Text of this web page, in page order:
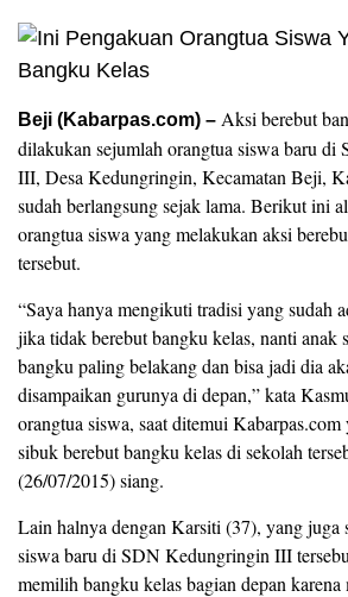
Beji (Kabarpas.com) – Aksi berebut
dilakukan sejumlah orangtua siswa baru
III, Desa Kedungringin, Kecamatan Beji,
sudah berlangsung sejak lama. Berikut ini
orangtua siswa yang melakukan aksi
tersebut.
“Saya hanya mengikuti tradisi yang sudah
jika tidak berebut bangku kelas, nanti anak
bangku paling belakang dan bisa jadi dia
disampaikan gurunya di depan,” kata
orangtua siswa, saat ditemui
sibuk berebut bangku kelas di sekolah
(26/07/2015) siang.
Lain halnya dengan Karsiti (37), yang juga
siswa baru di SDN Kedungringin III
memilih bangku kelas bagian depan